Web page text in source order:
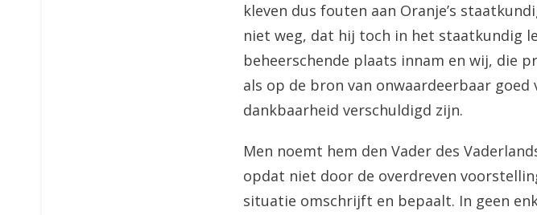
kleven dus fouten aan Oranje’s
niet weg, dat hij toch in het staatkundig
beheerschende plaats innam en wij, die
als op de bron van onwaardeerbaar
dankbaarheid verschuldigd zijn.
Men noemt hem den Vader des
opdat niet door de overdreven
situatie omschrijft en bepaalt. In geen